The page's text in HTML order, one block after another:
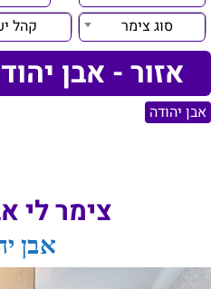
סוג צימר
קהל
אזור - אבן
אבן יהודה
צימר לי
אבן